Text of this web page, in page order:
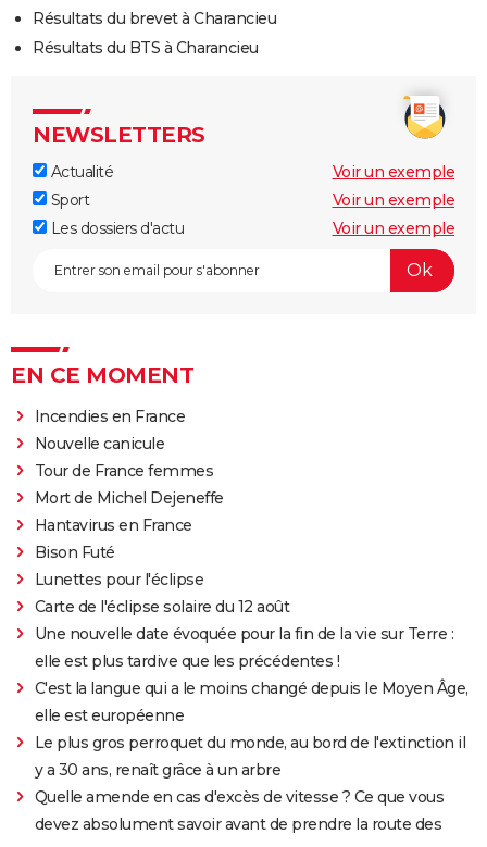
Résultats du brevet à Charancieu
Résultats du BTS à Charancieu
NEWSLETTERS
Actualité
Voir un exemple
Sport
Voir un exemple
Les dossiers d'actu
Voir un exemple
EN CE MOMENT
Incendies en France
Nouvelle canicule
Tour de France femmes
Mort de Michel Dejeneffe
Hantavirus en France
Bison Futé
Lunettes pour l'éclipse
Carte de l'éclipse solaire du 12 août
Une nouvelle date évoquée pour la fin de la vie sur Terre :
elle est plus tardive que les précédentes !
C'est la langue qui a le moins changé depuis le Moyen Âge,
elle est européenne
Le plus gros perroquet du monde, au bord de l'extinction il
y a 30 ans, renaît grâce à un arbre
Quelle amende en cas d'excès de vitesse ? Ce que vous
devez absolument savoir avant de prendre la route des